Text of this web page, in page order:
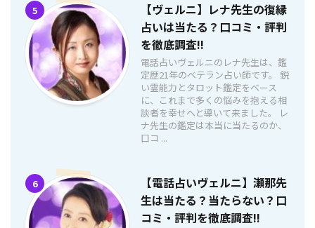
5
【ヴェルニ】レナ先生の復縁
占いは当たる？口コミ・評判
を徹底調査!!
電話占いヴェルニのレナ先生は、鑑
定歴21年のベテラン占い師です。 鋭
い霊能力とタロット鑑定をベース
に、これまで多くの悩みを抱える相
談者を幸せへと導いて来ました。 レ
ナ先生の鑑定は本当に当たるのか、
口コ ...
6
【電話占いヴェルニ】瀬那先
生は当たる？当たらない？口
コミ・評判を徹底調査!!